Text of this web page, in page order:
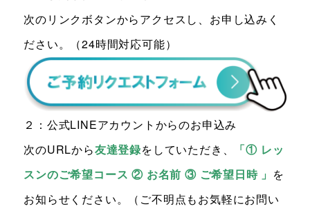
次のリンクボタンからアクセスし、お申し込みく
ださい。（24時間対応可能）
２：公式LINEアカウントからのお申込み
次のURLから友達登録をしていただき 、
「① レッ
スンのご希望コース ② お名前 ③ ご希望日時 」 を
お知らせください。（ご不明点もお気軽にお問い